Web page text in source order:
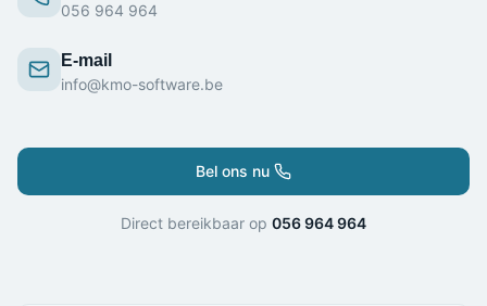
056 964 964
E-mail
info@kmo-software.be
Bel ons nu
Direct bereikbaar op 056 964 964